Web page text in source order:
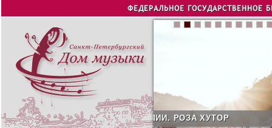
Jump to navigation
ФЕДЕРАЛЬНОЕ ГОСУДАРСТВЕННОЕ
СОЛИСТ АВГУСТА 2026 -